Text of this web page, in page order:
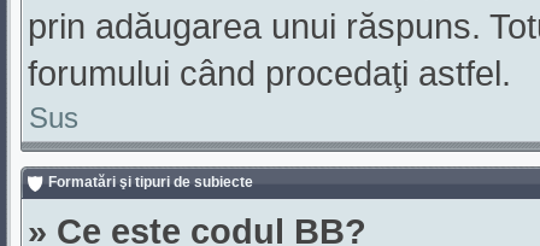
prin adăugarea unui răspuns.
forumului când procedaţi astfel.
Sus
Formatări şi tipuri de subiecte
» Ce este codul BB?